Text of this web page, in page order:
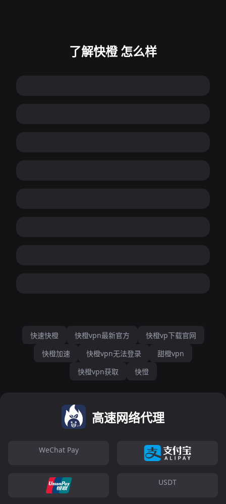
了解快橙 怎么样
快速快橙 快橙vpn最新官方
快橙vp下载官网
快橙加速
快橙vpn无法登录
甜橙vpn
快橙vpn获取
快憕
高速网络代理
WeChat Pay
USDT